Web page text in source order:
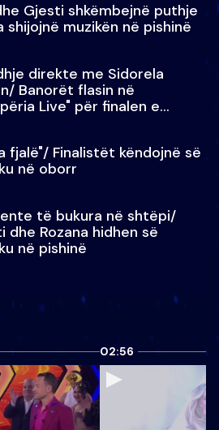
Gjesti shkëmbejnë puthje
shijojnë muzikën në pishinë
direkte me Sidorela
Banorët flasin në
Live" për finalen e
fjalë"/ Finalistët këndojnë së
në oborr
të bukura në shtëpi/
dhe Rozana hidhen së
në pishinë
02:56